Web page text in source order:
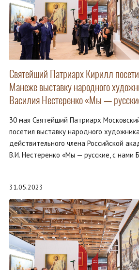
Святейший Патриарх Кирилл
Манеже выставку народного
Василия Нестеренко «Мы —
30 мая Святейший Патриарх
посетил выставку народного
действительного члена Российской
В.И. Нестеренко «Мы — русские, с нами
31.05.2023